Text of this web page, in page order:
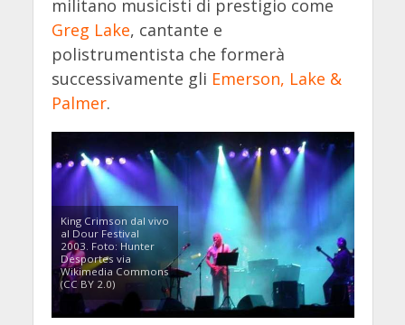
militano musicisti di prestigio come
Greg Lake, cantante e
polistrumentista che formerà
successivamente gli Emerson, Lake &
Palmer.
King Crimson dal vivo
al Dour Festival
2003. Foto: Hunter
Desportes via
Wikimedia Commons
(CC BY 2.0)